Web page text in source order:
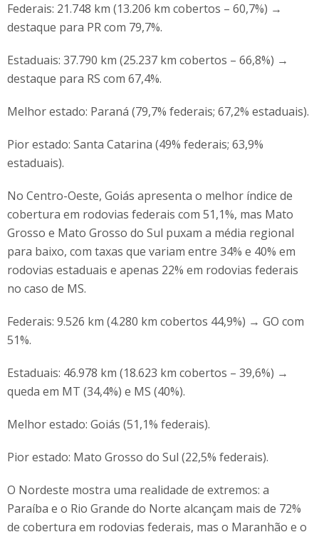
Federais: 21.748 km (13.206 km cobertos – 60,7%) →
destaque para PR com 79,7%.
Estaduais: 37.790 km (25.237 km cobertos – 66,8%) →
destaque para RS com 67,4%.
Melhor estado: Paraná (79,7% federais; 67,2% estaduais).
Pior estado: Santa Catarina (49% federais; 63,9%
estaduais).
No Centro-Oeste, Goiás apresenta o melhor índice de
cobertura em rodovias federais com 51,1%, mas Mato
Grosso e Mato Grosso do Sul puxam a média regional
para baixo, com taxas que variam entre 34% e 40% em
rodovias estaduais e apenas 22% em rodovias federais
no caso de MS.
Federais: 9.526 km (4.280 km cobertos 44,9%) → GO com
51%.
Estaduais: 46.978 km (18.623 km cobertos – 39,6%) →
queda em MT (34,4%) e MS (40%).
Melhor estado: Goiás (51,1% federais).
Pior estado: Mato Grosso do Sul (22,5% federais).
O Nordeste mostra uma realidade de extremos: a
Paraíba e o Rio Grande do Norte alcançam mais de 72%
de cobertura em rodovias federais, mas o Maranhão e o